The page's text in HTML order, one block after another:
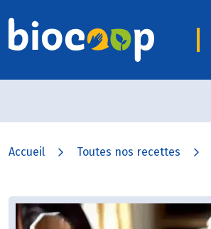
Accueil Toutes nos recettes